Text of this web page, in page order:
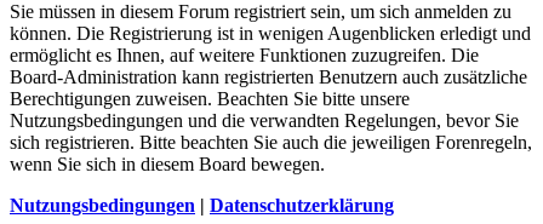
Sie müssen in diesem Forum registriert sein, um sich anmelden zu
können. Die Registrierung ist in wenigen Augenblicken erledigt und
ermöglicht es Ihnen, auf weitere Funktionen zuzugreifen. Die
Board-Administration kann registrierten Benutzern auch zusätzliche
Berechtigungen zuweisen. Beachten Sie bitte unsere
Nutzungsbedingungen und die verwandten Regelungen, bevor Sie
sich registrieren. Bitte beachten Sie auch die jeweiligen Forenregeln,
wenn Sie sich in diesem Board bewegen.
Nutzungsbedingungen | Datenschutzerklärung